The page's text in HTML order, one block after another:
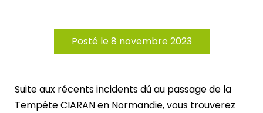
Posté le 8 novembre 2023
Suite aux récents incidents dû au passage de la
Tempête CIARAN en Normandie, vous trouverez